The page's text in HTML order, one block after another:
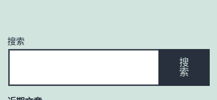
搜索
搜
索